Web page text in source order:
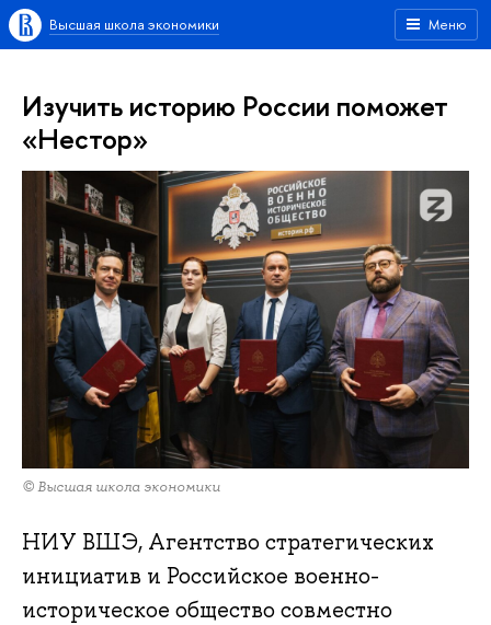
Меню
Высшая школа экономики
Изучить историю России поможет
«Нестор»
© Высшая школа экономики
НИУ ВШЭ, Агентство стратегических
инициатив и Российское военно-
историческое общество совместно